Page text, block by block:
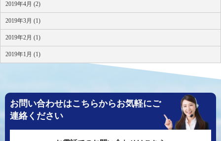
2019年4月 (2)
2019年3月 (1)
2019年2月 (1)
2019年1月 (1)
お問い合わせはこちらからお気軽にご
連絡ください